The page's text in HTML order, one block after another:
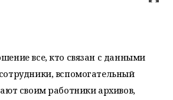
все, кто связан с данными
вспомогательный
своим работники архивов,